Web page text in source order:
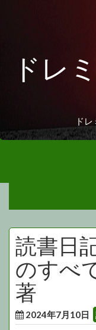
ドレ
ド
読書日
のすべ
著
2024年7月10日